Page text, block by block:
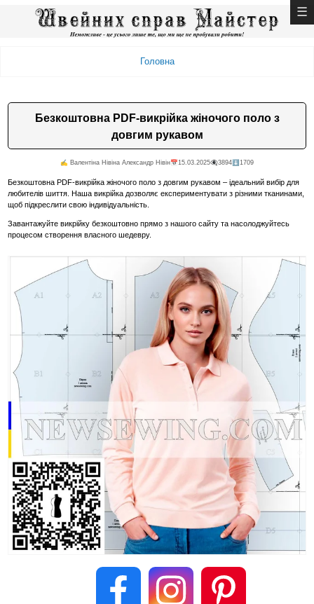
Головна
Безкоштовна PDF-викрійка жіночого поло з
довгим рукавом
✍️ Валентiна Нiвiна Александр Нiвiн📅15.03.2025👁️‍🗨️3894 ⬇️1709
Безкоштовна PDF-викрійка жіночого поло з довгим рукавом – ідеальний вибір для
любителів шиття. Наша викрійка дозволяє експериментувати з різними тканинами,
щоб підкреслити свою індивідуальність.
Завантажуйте викрійку безкоштовно прямо з нашого сайту та насолоджуйтесь
процесом створення власного шедевру.